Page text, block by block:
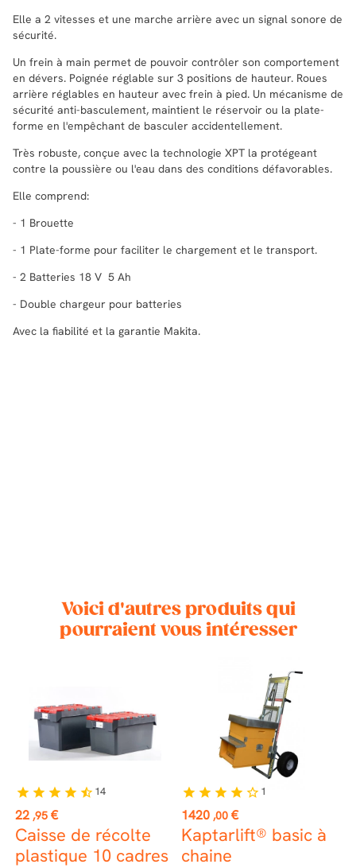
Elle a 2 vitesses et une marche arrière avec un signal sonore de
sécurité.
Un frein à main permet de pouvoir contrôler son comportement
en dévers. Poignée réglable sur 3 positions de hauteur. Roues
arrière réglables en hauteur avec frein à pied. Un mécanisme de
sécurité anti-basculement, maintient le réservoir ou la plate-
forme en l'empêchant de basculer accidentellement.
Très robuste, conçue avec la technologie XPT la protégeant
contre la poussière ou l'eau dans des conditions défavorables.
Elle comprend:
- 1 Brouette
- 1 Plate-forme pour faciliter le chargement et le transport.
- 2 Batteries 18 V 5 Ah
- Double chargeur pour batteries
Avec la fiabilité et la garantie Makita.
Voici d'autres produits qui
pourraient vous intéresser
Prix
22 ,95 €
Caisse de récolte
plastique 10 cadres
star star star star star_half 14
Prix
1420 ,00 €
Kaptarlift® basic à
chaine
star star star star star_border 1